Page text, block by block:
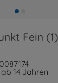
Fein (1)
14 Jahren